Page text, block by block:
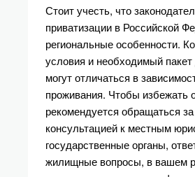
Стоит учесть, что
приватизации в Российской
региональные особенности.
условия и необходимый
могут отличаться в
проживания. Чтобы избежать
рекомендуется обращаться за
консультацией к местным
государственные органы,
жилищные вопросы, в вашем